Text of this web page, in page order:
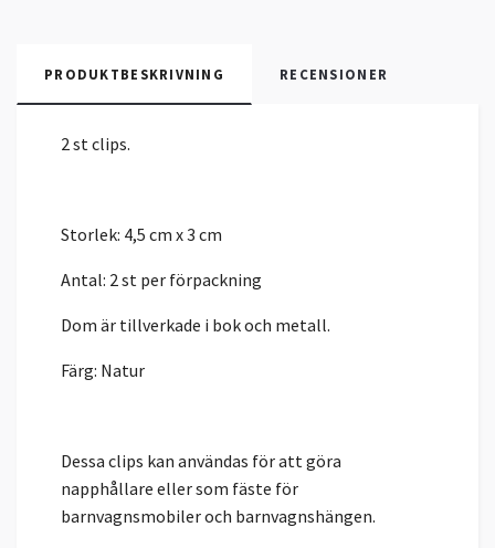
PRODUKTBESKRIVNING RECENSIONER
2 st clips.
Storlek: 4,5 cm x 3 cm
Antal: 2 st per förpackning
Dom är tillverkade i bok och metall.
Färg: Natur
Dessa clips kan användas för att göra
napphållare eller som fäste för
barnvagnsmobiler och barnvagnshängen.